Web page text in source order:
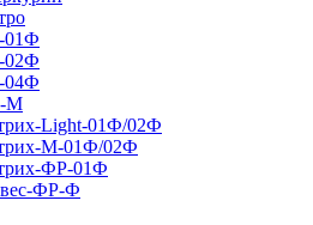
01Ф
02Ф
04Ф
М
Light-01Ф/02Ф
М-01Ф/02Ф
ФР-01Ф
ФР-Ф